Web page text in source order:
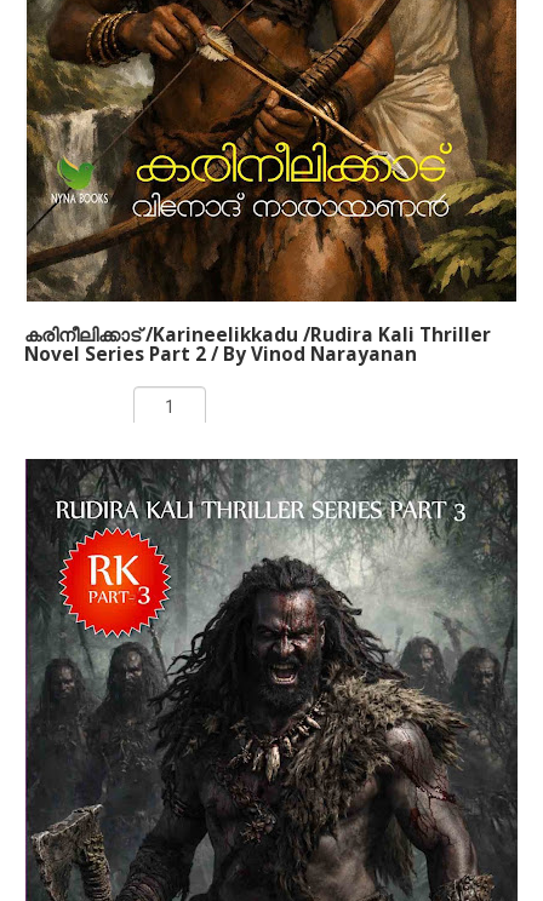
പുസ്തകങ്ങളിലായിട്ടാണ്. 1930 കളില്‍ കേരളം
ഉണ്ടായിരുന്നില്ല. പകരം പശ്ചിമഘട്ടത്തിനിപ്പുറത്ത്
ഏതാനും നാട്ടുരാജ്യങ്ങളിലായി മലനാട്
ചിതറക്കിടക്കുകയായിരുന്നു. അക്കാലത്തെ മലനാടിനെ
അവലംബിച്ചാണ് ഈ കഥ നിര്‍മിച്ചിരിക്കുന്നത്.
അന്നത്തെ സാമുദായികവും സാമൂഹികവുമായ
ചുറ്റുപാടുകള്‍, രാഷ്ട്രീയ സാഹചര്യങ്ങള്‍, പ്രണയം,
പക, കാമം, പ്രതികാരം, യുദ്ധം എന്നിവയെല്ലാം ഈ
നോവലില്‍ ഉണ്ട്.
കരിനീലിക്കാട് /Karineelikkadu /Rudira Kali Thriller
Novel Series Part 2 / By Vinod Narayanan
രുധിരകാളി' എന്ന ബൃഹദ് നോവല്‍ വിനോദ്
ADD TO CART